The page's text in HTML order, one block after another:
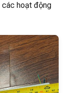
các hoạt động